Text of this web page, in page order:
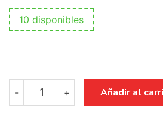
10 disponibles
-
t430hvn01.6
43t01-
+ Añadir al